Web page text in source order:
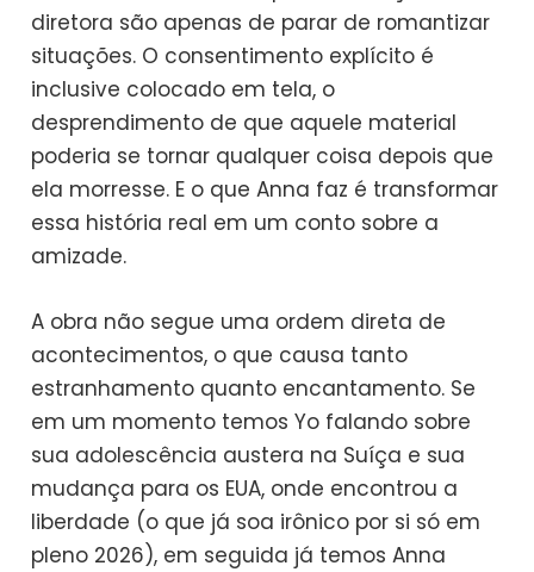
diretora são apenas de parar de romantizar
situações. O consentimento explícito é
inclusive colocado em tela, o
desprendimento de que aquele material
poderia se tornar qualquer coisa depois que
ela morresse. E o que Anna faz é transformar
essa história real em um conto sobre a
amizade.
A obra não segue uma ordem direta de
acontecimentos, o que causa tanto
estranhamento quanto encantamento. Se
em um momento temos Yo falando sobre
sua adolescência austera na Suíça e sua
mudança para os EUA, onde encontrou a
liberdade (o que já soa irônico por si só em
pleno 2026), em seguida já temos Anna